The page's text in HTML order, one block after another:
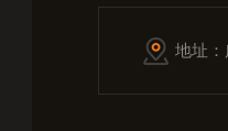
地址